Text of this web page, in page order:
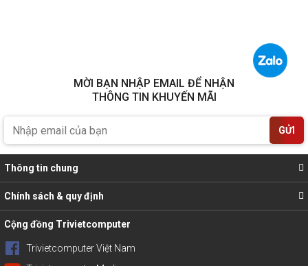
MỜI BẠN NHẬP EMAIL ĐỂ NHẬN
THÔNG TIN KHUYẾN MÃI
GỬI
Thông tin chung
Chính sách & quy định
Cộng đồng Trivietcomputer
Trivietcomputer Việt Nam